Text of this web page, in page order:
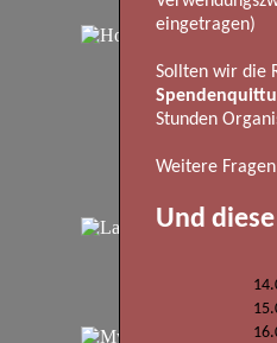
eingetragen)
Sollten wir die
Stunden
Weitere
Und